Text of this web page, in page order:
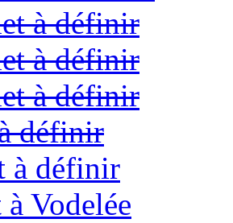
à définir
à définir
à définir
définir
à définir
Vodelée